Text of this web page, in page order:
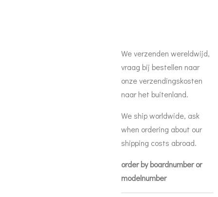
We verzenden wereldwijd,
vraag bij bestellen naar
onze verzendingskosten
naar het buitenland.
We ship worldwide, ask
when ordering about our
shipping costs abroad.
order by boardnumber or
modelnumber